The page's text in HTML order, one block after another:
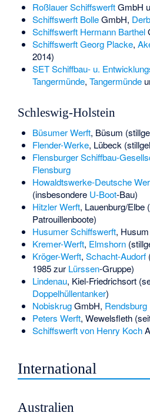
Roßlauer SchiffswerftGmbH
Schiffswerft BolleGmbH,
Schiffswerft Hermann Barthel
Schiffswerft Georg Placke,
2014)
SET Schiffbau- u.
Tangermünde, Tangermünde
Schleswig-Holstein
Büsumer Werft, Büsum
Flender-Werke, Lübeck
Flensburger Schiffbau-
Flensburg
Howaldtswerke-Deutsche
(insbesondere U-Boot-Bau)
Hitzler Werft, Lauenburg/Elbe
Patrouillenboote)
Husumer Schiffswerft,
Kremer-Werft, Elmshorn
Kröger-Werft, Schacht-Audorf
1985 zur Lürssen-Gruppe)
Lindenau, Kiel-Friedrichsort
Doppelhüllentanker)
NobiskrugGmbH, Rendsburg
Peters Werft, Wewelsfleth
Schiffswerft von Henry Koch
International
Australien